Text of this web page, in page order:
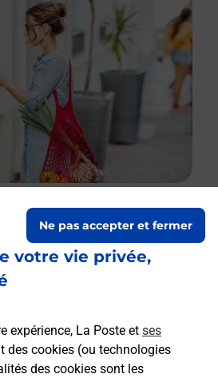
votre vie privée,
expérience, La Poste et ses
des cookies (ou technologies
des cookies sont les
Ne pas accepter et fermer
La Poste
du courrier
De Sechilienne
onglet